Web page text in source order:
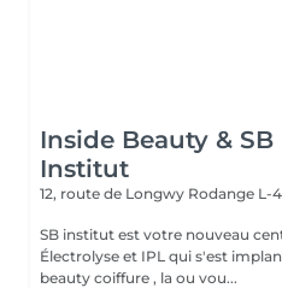
Inside Beauty & SB
Institut
12, route de Longwy Rodange L-
SB institut est votre nouveau
Électrolyse et IPL qui s'est
beauty coiffure , la ou vou...